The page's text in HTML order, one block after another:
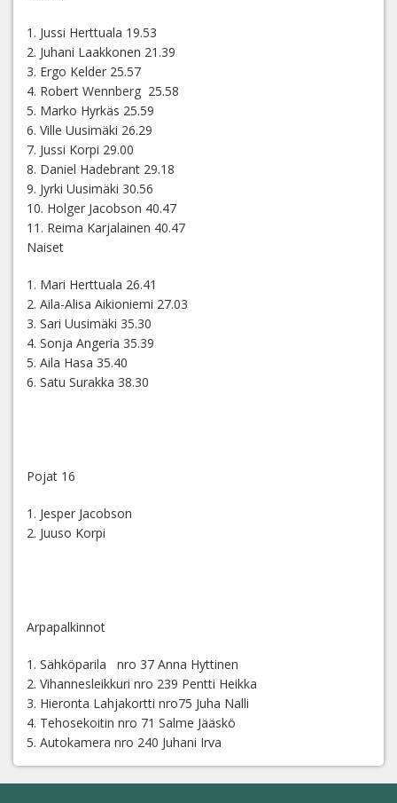
1. Jussi Herttuala 19.53
2. Juhani Laakkonen 21.39
3. Ergo Kelder 25.57
4. Robert Wennberg 25.58
5. Marko Hyrkäs 25.59
6. Ville Uusimäki 26.29
7. Jussi Korpi 29.00
8. Daniel Hadebrant 29.18
9. Jyrki Uusimäki 30.56
10. Holger Jacobson 40.47
11. Reima Karjalainen 40.47
Naiset
1. Mari Herttuala 26.41
2. Aila-Alisa Aikioniemi 27.03
3. Sari Uusimäki 35.30
4. Sonja Angeria 35.39
5. Aila Hasa 35.40
6. Satu Surakka 38.30
Pojat 16
1. Jesper Jacobson
2. Juuso Korpi
Arpapalkinnot
1. Sähköparila nro 37 Anna Hyttinen
2. Vihannesleikkuri nro 239 Pentti Heikka
3. Hieronta Lahjakortti nro75 Juha Nalli
4. Tehosekoitin nro 71 Salme Jääskö
5. Autokamera nro 240 Juhani Irva